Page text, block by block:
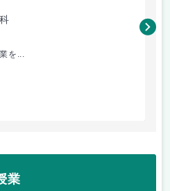
を...
菅
業